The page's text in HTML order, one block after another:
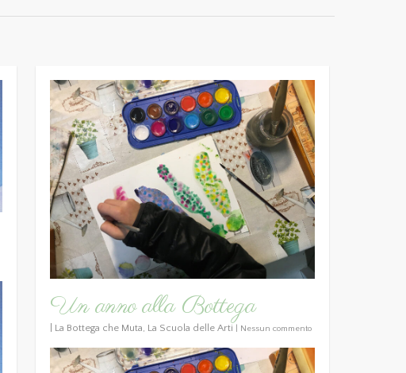
Un anno alla Bottega
La Bottega che Muta La Scuola delle Arti Nessun commento